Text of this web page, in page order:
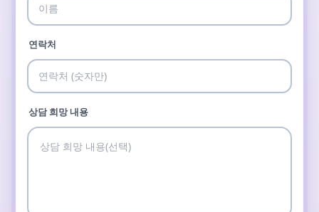
연락처
상담 희망 내용